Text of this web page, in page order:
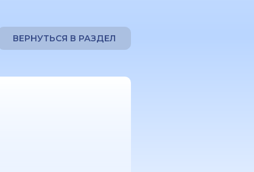
ВЕРНУТЬСЯ В РАЗДЕЛ